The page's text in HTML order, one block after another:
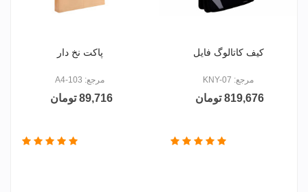
کیف کاتالوگ فایل
مرجع: KNY-07
819,676 تومان
پاکت نخ دار
مرجع: 103-A4
89,716 تومان